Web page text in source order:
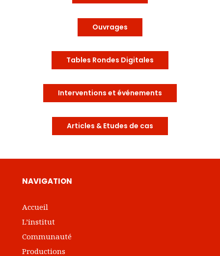
Ouvrages
Tables Rondes Digitales
Interventions et événements
Articles & Etudes de cas
NAVIGATION
Accueil
L’institut
Communauté
Productions